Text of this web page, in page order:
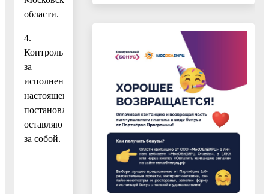
области.
4.
Контроль
за
исполнением
настоящего
постановления
оставляю
за собой.